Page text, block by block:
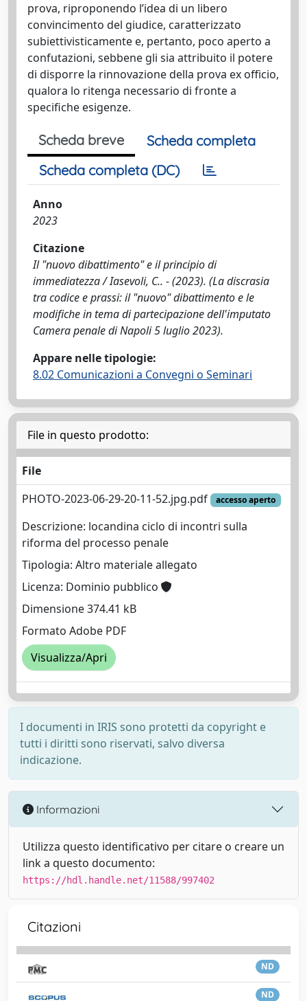
prova, riproponendo l’idea di un libero
convincimento del giudice, caratterizzato
subiettivisticamente e, pertanto, poco aperto a
confutazioni, sebbene gli sia attribuito il potere
di disporre la rinnovazione della prova ex officio,
qualora lo ritenga necessario di fronte a
specifiche esigenze.
Scheda breve
Scheda completa
Scheda completa (DC)
Anno
2023
Citazione
Il "nuovo dibattimento" e il principio di
immediatezza / Iasevoli, C.. - (2023). (La discrasia
tra codice e prassi: il "nuovo" dibattimento e le
modifiche in tema di partecipazione dell'imputato
Camera penale di Napoli 5 luglio 2023).
Appare nelle tipologie:
8.02 Comunicazioni a Convegni o Seminari
File in questo prodotto:
File
PHOTO-2023-06-29-20-11-52.jpg.pdf
accesso aperto
Descrizione: locandina ciclo di incontri sulla
riforma del processo penale
Tipologia: Altro materiale allegato
Licenza: Dominio pubblico
Dimensione 374.41 kB
Formato Adobe PDF
Visualizza/Apri
I documenti in IRIS sono protetti da copyright e
tutti i diritti sono riservati, salvo diversa
indicazione.
Informazioni
Utilizza questo identificativo per citare o creare un
link a questo documento:
https://hdl.handle.net/11588/997402
Citazioni
ND
ND